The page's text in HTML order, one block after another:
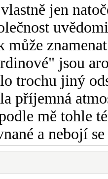
jen
může
jsou
trochu jiný
příjemná
mě tohle
a nebojí